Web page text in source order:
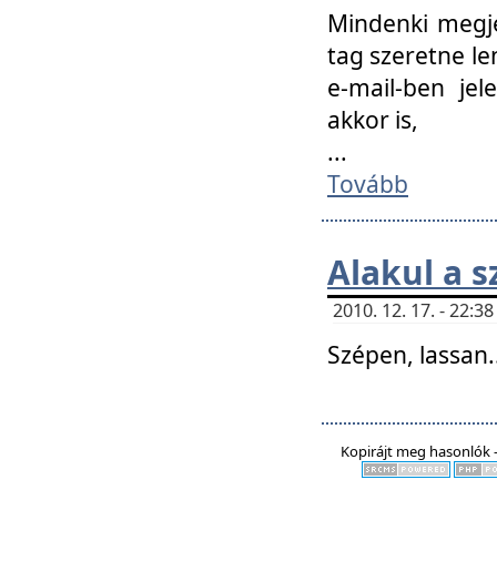
Mindenki
tag szeretne
e-mail-ben
akkor is,
...
Tovább
Alakul a
2010. 12. 17. -
Szépen,
Kopirájt meg hasonlók